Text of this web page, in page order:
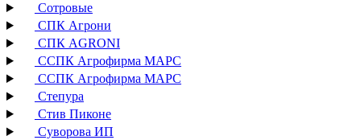
Сотровые
СПК Агрони
СПК AGRONI
ССПК Агрофирма МАРС
ССПК Агрофирма МАРС
Степура
Стив Пиконе
Суворова ИП